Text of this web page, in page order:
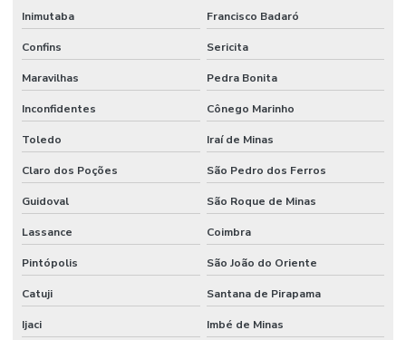
Inimutaba Francisco Badaró
Confins Sericita
Maravilhas Pedra Bonita
Inconfidentes Cônego Marinho
Toledo Iraí de Minas
Claro dos Poções São Pedro dos Ferros
Guidoval São Roque de Minas
Lassance Coimbra
Pintópolis São João do Oriente
Catuji Santana de Pirapama
Ijaci Imbé de Minas